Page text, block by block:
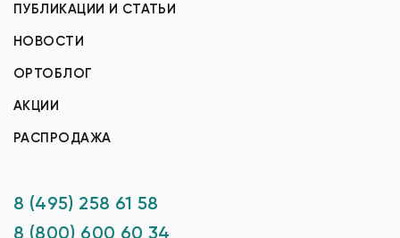
ПУБЛИКАЦИИ И СТАТЬИ
НОВОСТИ
ОРТОБЛОГ
АКЦИИ
РАСПРОДАЖА
8 (495) 258 61 58
8 (800) 600 60 34